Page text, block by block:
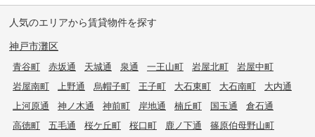
人気のエリアから賃貸物件を探す
神戸市灘区
青谷町 赤坂通 天城通 泉通 一王山町 岩屋北町
岩屋中町
岩屋南町
上野通 烏帽子町 王子町 大石東町 大石南町
大内通
上河原通
神ノ木通 神前町 岸地通 楠丘町 国玉通
倉石通
高徳町
五毛通 桜ケ丘町 桜口町 鹿ノ下通
篠原伯母野山町